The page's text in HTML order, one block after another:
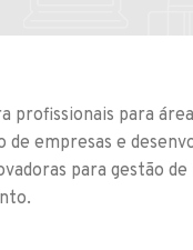
profissionais para
de empresas e
para gestão